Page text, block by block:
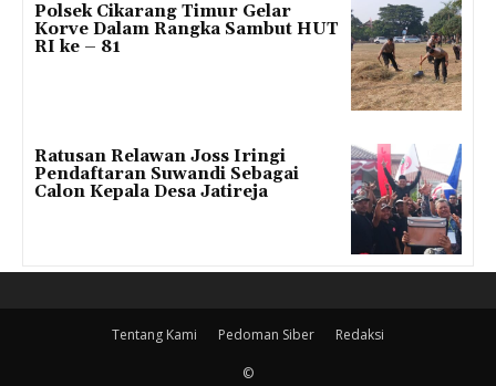
Polsek Cikarang Timur Gelar
Korve Dalam Rangka Sambut HUT
RI ke – 81
Ratusan Relawan Joss Iringi
Pendaftaran Suwandi Sebagai
Calon Kepala Desa Jatireja
Tentang Kami Pedoman Siber Redaksi
©